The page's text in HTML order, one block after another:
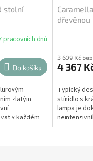
stolní
pracovních dnů
Do košíku
zlatým
v každém
dřevěnou
3 609 Kč
4 367
Typický
stínidlo s
lampa je